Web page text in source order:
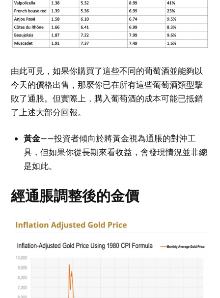
由此可見，如果你購買了這些不同的葡萄酒並能夠以
今天的價格出售，那麼你已在所有這些葡萄酒類型擊
敗了通脹。但實際上，購入葡萄酒的成本可能已抵銷
了上述大部分回報。
黃金——投資者傾向於將黃金視為通脹的對沖工
具，但如果你從長期來看收益，會發現情況並非總
是如此。
經通脹調整後的金價